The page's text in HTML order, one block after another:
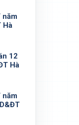
năm
Hà
12
Hà
năm